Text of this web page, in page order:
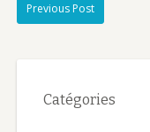
Previous Post
Catégories